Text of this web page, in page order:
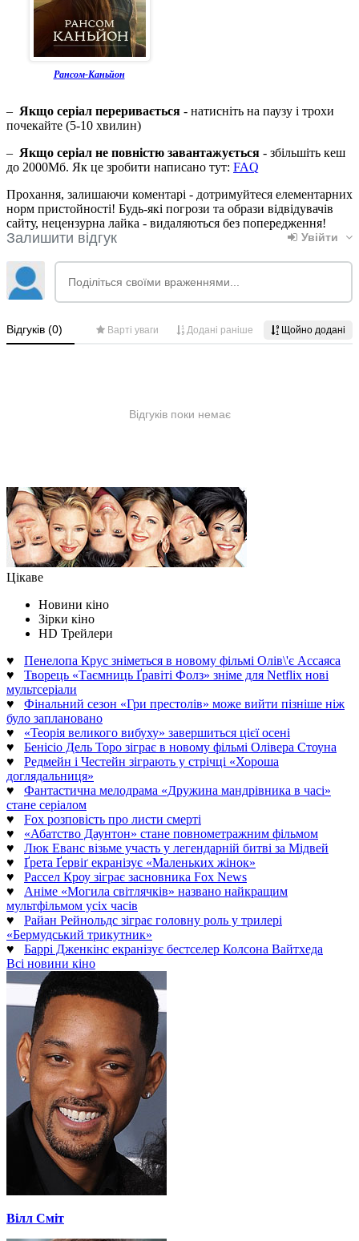
Рансом-Каньйон
– Якщо серіал переривається - натисніть на паузу і трохи
почекайте (5-10 хвилин)
– Якщо серіал не повністю завантажується - збільшіть кеш
до 2000Мб. Як це зробити написано тут: FAQ
Прохання, залишаючи коментарі - дотримуйтеся елементарних
норм пристойності! Будь-які погрози та образи відвідувачів
сайту, нецензурна лайка - видаляються без попередження!
Цікаве
Новини кіно
Зірки кіно
HD Трейлери
♥ Пенелопа Крус зніметься в новому фільмі Олів\'є Ассаяса
♥ Творець «Таємниць Ґравіті Фолз» зніме для Netflix нові
мультсеріали
♥ Фінальний сезон «Гри престолів» може вийти пізніше ніж
було заплановано
♥ «Теорія великого вибуху» завершиться цієї осені
♥ Бенісіо Дель Торо зіграє в новому фільмі Олівера Стоуна
♥ Редмейн і Честейн зіграють у стрічці «Хороша
доглядальниця»
♥ Фантастична мелодрама «Дружина мандрівника в часі»
стане серіалом
♥ Fox розповість про листи смерті
♥ «Абатство Даунтон» стане повнометражним фільмом
♥ Люк Еванс візьме участь у легендарній битві за Мідвей
♥ Ґрета Ґервіґ екранізує «Маленьких жінок»
♥ Рассел Кроу зіграє засновника Fox News
♥ Аніме «Могила світлячків» названо найкращим
мультфільмом усіх часів
♥ Райан Рейнольдс зіграє головну роль у трилері
«Бермудський трикутник»
♥ Баррі Дженкінс екранізує бестселер Колсона Вайтхеда
Всі новини кіно
Вілл Сміт